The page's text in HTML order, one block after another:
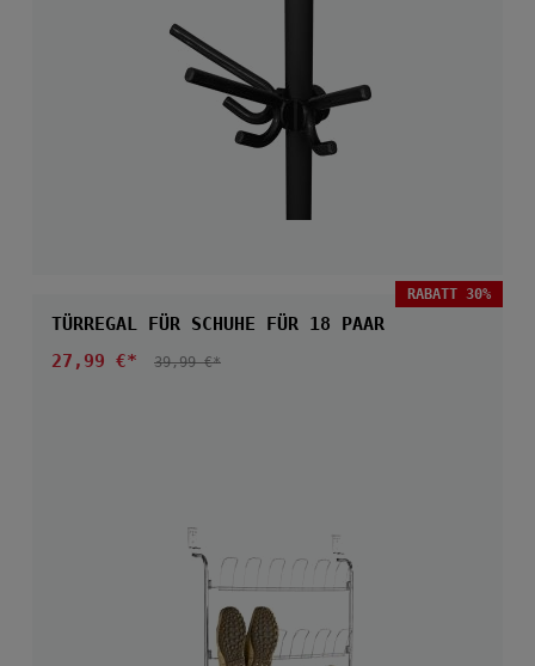
RABATT 30%
TÜRREGAL FÜR SCHUHE FÜR 18 PAAR
Verkaufspreis:
27,99 €* REGULÄRER PREIS:
39,99 €*